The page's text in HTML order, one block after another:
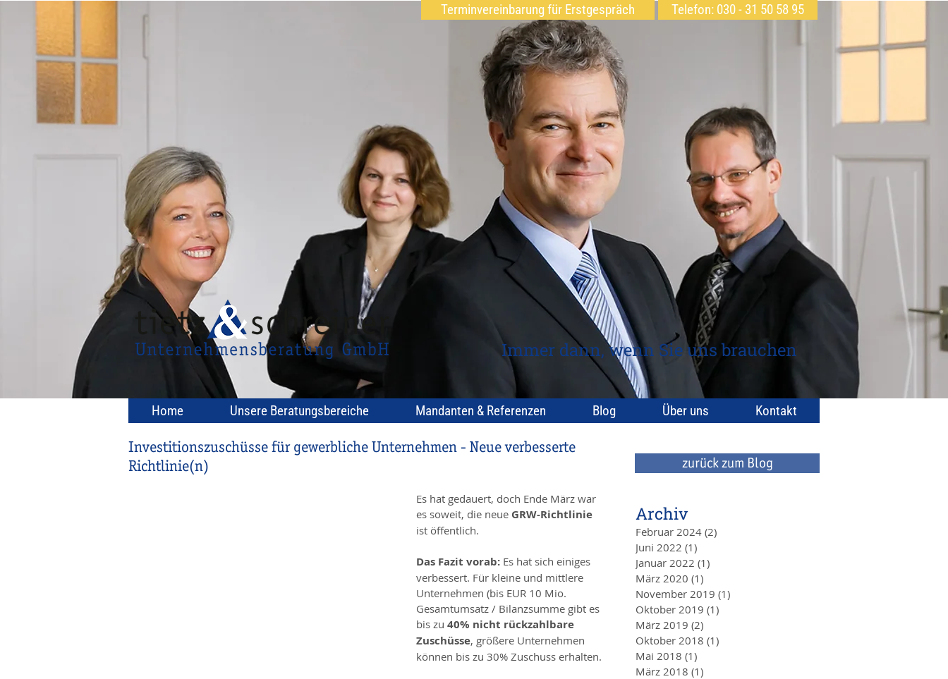
Terminvereinbarung für Erstgespräch
Immer dann, wenn Sie uns brauchen
Telefon: 030 - 31 50 58 95
Home Unsere Beratungsbereiche Mandanten & Referenzen Blog Über uns Kontakt
Investitionszuschüsse für gewerbliche Unternehmen - Neue verbesserte
Richtlinie(n)
Es hat gedauert, doch Ende März war
es soweit, die neue GRW-Richtlinie
ist öffentlich.
Das Fazit vorab: Es hat sich einiges
verbessert. Für kleine und mittlere
Unternehmen (bis EUR 10 Mio.
Gesamtumsatz / Bilanzsumme gibt es
bis zu 40% nicht rückzahlbare
Zuschüsse, größere Unternehmen
können bis zu 30% Zuschuss erhalten.
zurück zum Blog
Archiv
Februar 2024 (2)
Juni 2022 (1)
Januar 2022 (1)
März 2020 (1)
November 2019 (1)
Oktober 2019 (1)
März 2019 (2)
Oktober 2018 (1)
Mai 2018 (1)
März 2018 (1)